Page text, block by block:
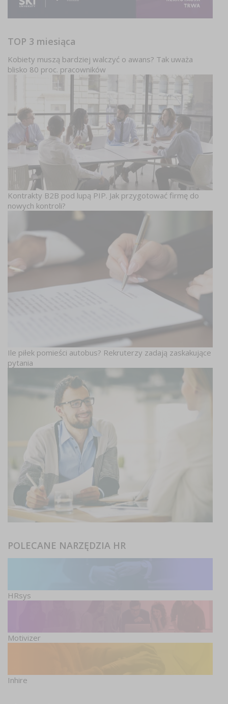
TOP 3 miesiąca
Kobiety muszą bardziej walczyć o awans? Tak uważa
blisko 80 proc. pracowników
Kontrakty B2B pod lupą PIP. Jak przygotować firmę do
nowych kontroli?
Ile piłek pomieści autobus? Rekruterzy zadają zaskakujące
pytania
POLECANE NARZĘDZIA HR
HRsys
Motivizer
Inhire